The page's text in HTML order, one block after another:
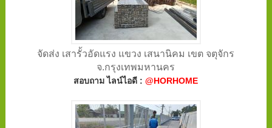
จัดส่ง เสารั้วอัดแรง แขวง เสนานิคม เขต จตุจักร
จ.กรุงเทพมหานคร
สอบถาม ไลน์ไอดี :@HORHOME